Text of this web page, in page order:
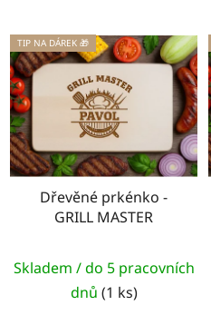
TIP NA DÁREK 🎁
Dřevěné prkénko -
GRILL MASTER
Skladem / do 5 pracovních
dnů (1 ks)